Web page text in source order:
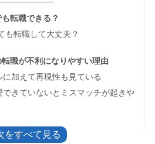
転職できる？
も転職して大丈夫？
職が不利になりやすい理由
加えて再現性も見ている
きていないとミスマッチが起きや
代女性の特徴